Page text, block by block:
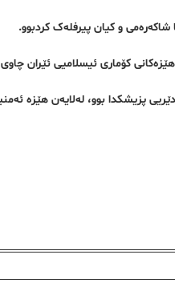
و کیان پیرفلەک کردبوو.
لەژێر چاودێریی پزیشکدا بوو، لەلایەن هێزە